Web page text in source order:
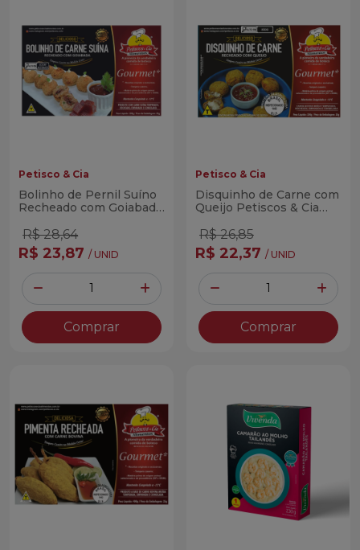
Petisco & Cia
Bolinho de Pernil Suíno
Recheado com Goiabada
R$ 28,64
R$ 23,87 / UNID
Diminuir Quantidade
Quantidade
Adicionar Quantidade
Comprar
Petisco & Cia
Disquinho de Carne com
Queijo Petiscos & Cia
R$ 26,85
R$ 22,37 / UNID
Diminuir Quantidade
Quantidade
Comprar